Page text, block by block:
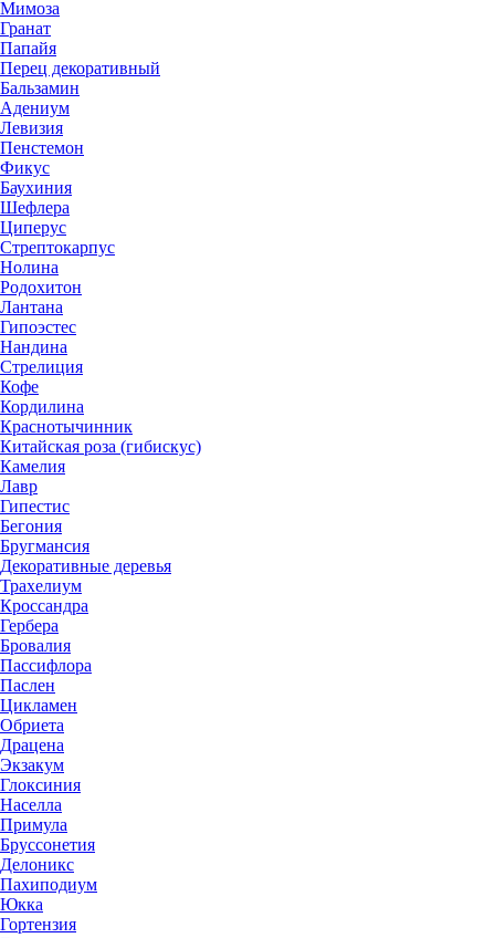
Мимоза
Гранат
Папайя
Перец декоративный
Бальзамин
Адениум
Левизия
Пенстемон
Фикус
Баухиния
Шефлера
Циперус
Стрептокарпус
Нолина
Родохитон
Лантана
Гипоэстес
Нандина
Стрелиция
Кофе
Кордилина
Краснотычинник
Китайская роза (гибискус)
Камелия
Лавр
Гипестис
Бегония
Бругмансия
Декоративные деревья
Трахелиум
Кроссандра
Гербера
Бровалия
Пассифлора
Паслен
Цикламен
Обриета
Драцена
Экзакум
Глоксиния
Населла
Примула
Бруссонетия
Делоникс
Пахиподиум
Юкка
Гортензия